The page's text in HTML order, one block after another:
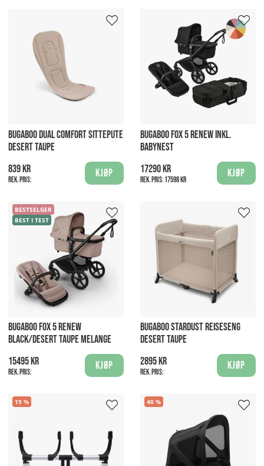
BUGABOO DUAL COMFORT SITTEPUTE
DESERT TAUPE
839 kr
Rek. pris:
Kjøp
BUGABOO FOX 5 RENEW INKL.
BABYNEST
17290 kr
Rek. pris:17598 kr
Kjøp
BESTSELGER
BEST I TEST
BUGABOO FOX 5 RENEW
BLACK/DESERT TAUPE MELANGE
15495 kr
Rek. pris:
Kjøp
BUGABOO STARDUST REISESENG
DESERT TAUPE
2895 kr
Rek. pris:
Kjøp
15 40